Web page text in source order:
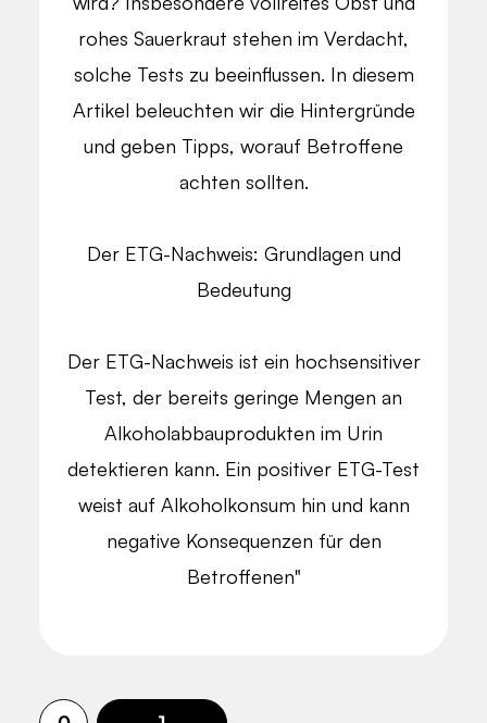
rohes Sauerkraut stehen im Verdacht,
solche Tests zu beeinflussen. In diesem
Artikel beleuchten wir die Hintergründe
und geben Tipps, worauf Betroffene
achten sollten.
Der ETG-Nachweis: Grundlagen und
Bedeutung
Der ETG-Nachweis ist ein hochsensitiver
Test, der bereits geringe Mengen an
Alkoholabbauprodukten im Urin
detektieren kann. Ein positiver ETG-Test
weist auf Alkoholkonsum hin und kann
negative Konsequenzen für den
Betroffenen"